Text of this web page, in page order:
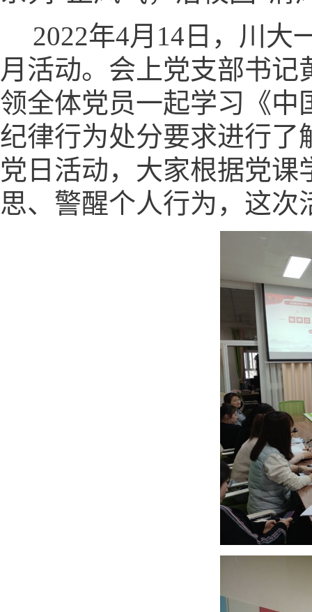
2022年4月14日，川大
月活动。会上党支部书
领全体党员一起学习《中
纪律行为处分要求进行了
党日活动，大家根据党
思、警醒个人行为，这